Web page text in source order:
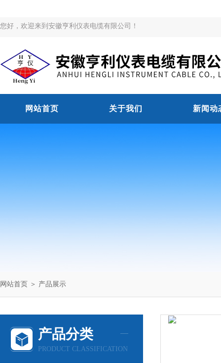
您好，欢迎来到安徽亨利仪表电缆有限公司！
网站首页 关于我们 新闻动
网站首页 ＞ 产品展示
产品分类
PRODUCT CLASSIFICATION